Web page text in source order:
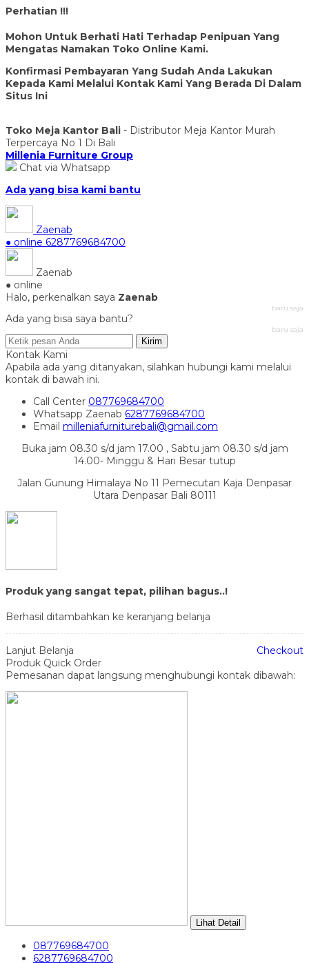
Perhatian !!!
Mohon Untuk Berhati Hati Terhadap Penipuan Yang
Mengatas Namakan Toko Online Kami.
Konfirmasi Pembayaran Yang Sudah Anda Lakukan
Kepada Kami Melalui Kontak Kami Yang Berada Di Dalam
Situs Ini
Toko Meja Kantor Bali - Distributor Meja Kantor Murah
Terpercaya No 1 Di Bali
Millenia Furniture Group
Chat via Whatsapp
Ada yang bisa kami bantu
Zaenab
● online 6287769684700
Zaenab
● online
Halo, perkenalkan saya Zaenab
baru saja
Ada yang bisa saya bantu?
baru saja
Kirim
Kontak Kami
Apabila ada yang ditanyakan, silahkan hubungi kami melalui
kontak di bawah ini.
Call Center 087769684700
Whatsapp Zaenab 6287769684700
Email milleniafurniturebali@gmail.com
Buka jam 08.30 s/d jam 17.00 , Sabtu jam 08.30 s/d jam
14.00- Minggu & Hari Besar tutup
Jalan Gunung Himalaya No 11 Pemecutan Kaja Denpasar
Utara Denpasar Bali 80111
Produk yang sangat tepat, pilihan bagus..!
Berhasil ditambahkan ke keranjang belanja
Lanjut Belanja
Checkout
Produk Quick Order
Pemesanan dapat langsung menghubungi kontak dibawah:
Lihat Detail
087769684700
6287769684700